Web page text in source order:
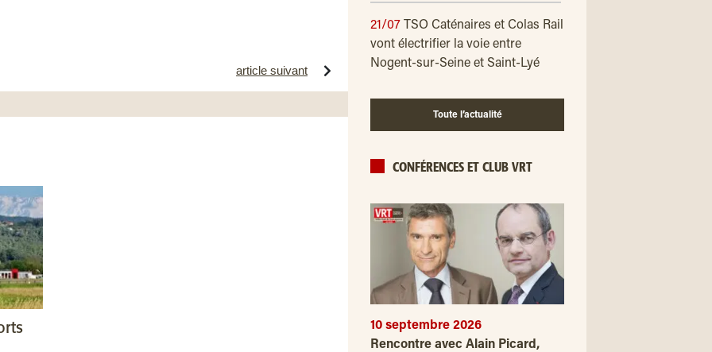
article suivant
21/07
TSO Caténaires et Colas Rail
vont électrifier la voie entre
Nogent-sur-Seine et Saint-Lyé
Toute l’actualité
CONFÉRENCES ET CLUB VRT
10 septembre 2026
Rencontre avec Alain Picard,